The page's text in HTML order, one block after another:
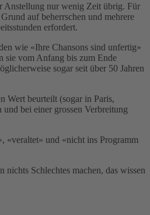
Anstellung nur wenig Zeit übrig. Für
auf beherrschen und mehrere
erfordert.
wie «Ihre Chansons sind unfertig»
sie vom Anfang bis zum Ende
sogar seit über 50 Jahren
Wert beurteilt (sogar in Paris,
bei einer grossen Verbreitung
«veraltet» und «nicht ins Programm
Schlechtes machen, das wissen